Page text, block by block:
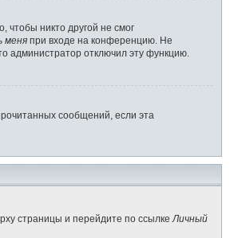
чтобы никто другой не смог
меня при входе на конференцию. Не
администратор отключил эту функцию.
сообщений, если эта
страницы и перейдите по ссылке Личный